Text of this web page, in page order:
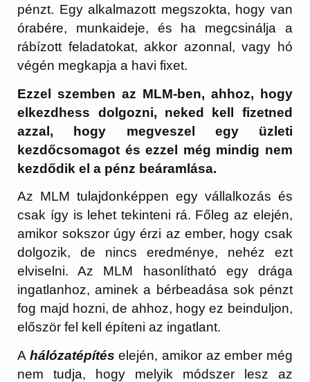
pénzt. Egy alkalmazott megszokta, hogy van
órabére, munkaideje, és ha megcsinálja a
rábízott feladatokat, akkor azonnal, vagy hó
végén megkapja a havi fixet.
Ezzel szemben az MLM-ben, ahhoz, hogy
elkezdhess dolgozni, neked kell fizetned
azzal, hogy megveszel egy üzleti
kezdőcsomagot és ezzel még mindig nem
kezdődik el a pénz beáramlása.
Az MLM tulajdonképpen egy vállalkozás és
csak így is lehet tekinteni rá. Főleg az elején,
amikor sokszor úgy érzi az ember, hogy csak
dolgozik, de nincs eredménye, nehéz ezt
elviselni. Az MLM hasonlítható egy drága
ingatlanhoz, aminek a bérbeadása sok pénzt
fog majd hozni, de ahhoz, hogy ez beinduljon,
először fel kell építeni az ingatlant.
A hálózatépítés elején, amikor az ember még
nem tudja, hogy melyik módszer lesz az